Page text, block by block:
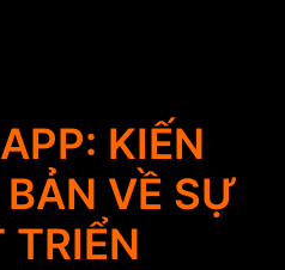
KIẾN
VỀ SỰ
TRIỂN